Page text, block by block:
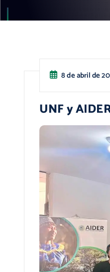
8 de abril de
UNF y